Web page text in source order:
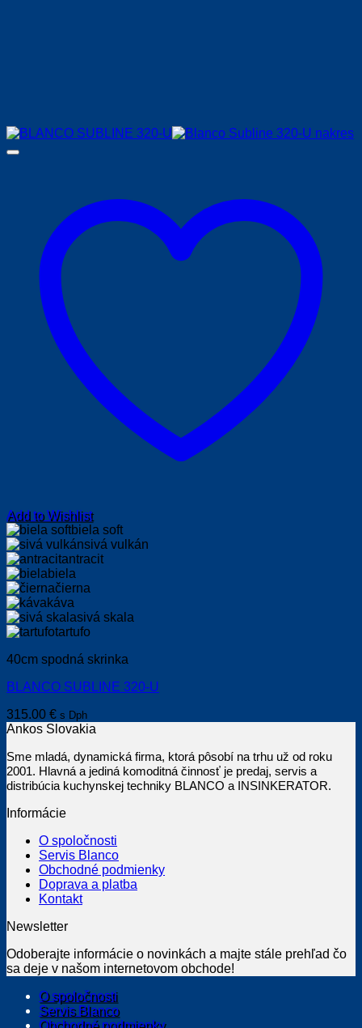
Add to Wishlist
biela soft
sivá vulkán
antracit
biela
čierna
káva
sivá skala
tartufo
40cm spodná skrinka
BLANCO SUBLINE 320-U
315.00 € s Dph
Ankos Slovakia
Sme mladá, dynamická firma, ktorá pôsobí na trhu už od roku
2001. Hlavná a jediná komoditná činnosť je predaj, servis a
distribúcia kuchynskej techniky BLANCO a INSINKERATOR.
Informácie
O spoločnosti
Servis Blanco
Obchodné podmienky
Doprava a platba
Kontakt
Newsletter
Odoberajte informácie o novinkách a majte stále prehľad čo
sa deje v našom internetovom obchode!
O spoločnosti
Servis Blanco
Obchodné podmienky